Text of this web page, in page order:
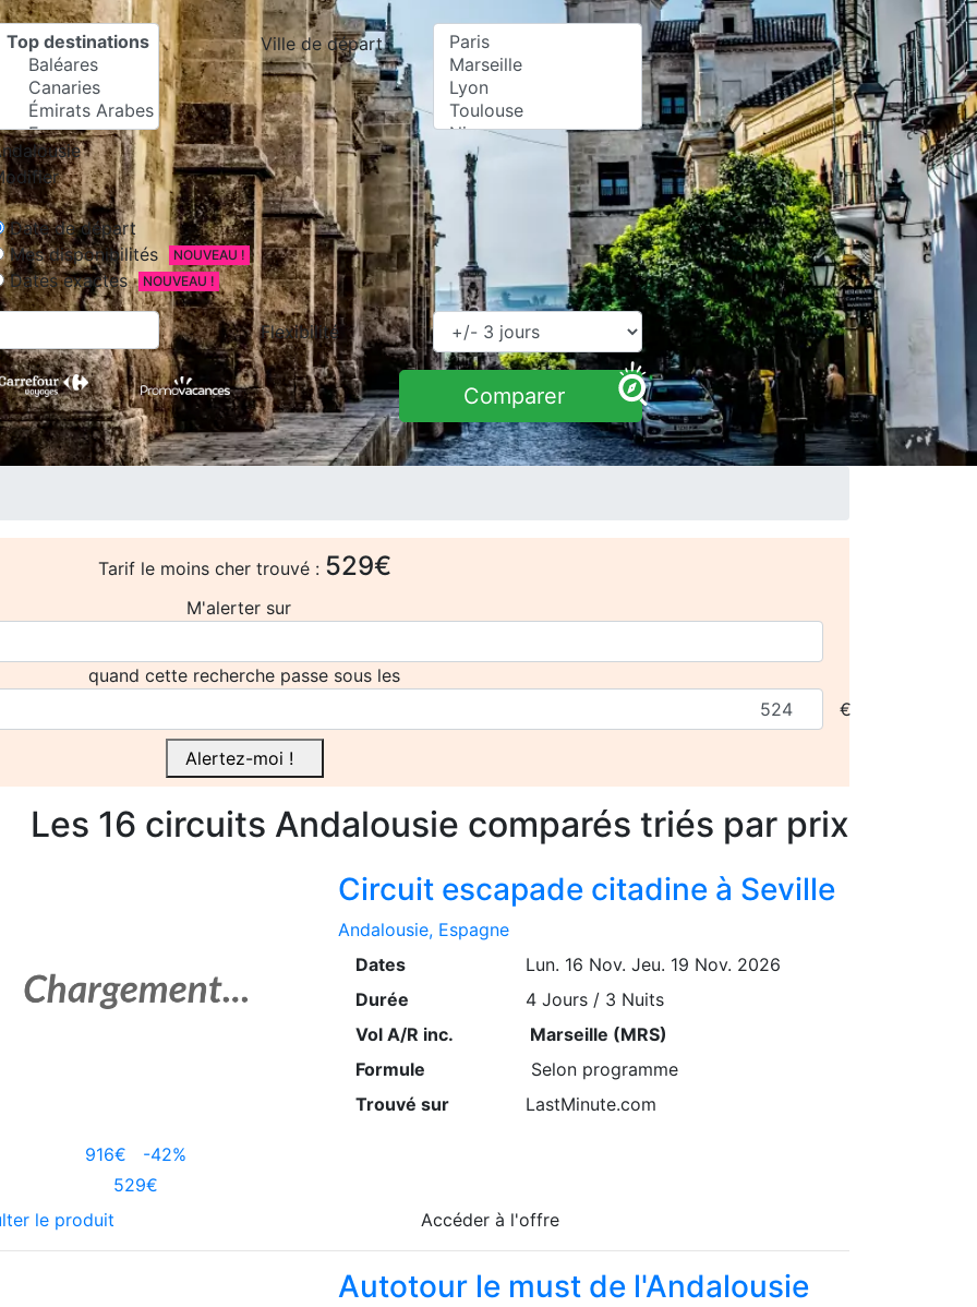
Ville de départ
Date de départ
Mes disponibilités
NOUVEAU !
Dates exactes NOUVEAU !
Flexibilité
Comparer
Tarif le moins cher trouvé : 529€
M'alerter sur
quand cette recherche passe sous les
€
Alertez-moi !
Les 16 circuits Andalousie comparés triés par prix
916€ -42%
529€
Circuit escapade citadine à Seville
Andalousie, Espagne
Dates
Lun. 16 Nov. Jeu. 19 Nov. 2026
Durée
4 Jours / 3 Nuits
Vol A/R inc.
Marseille (MRS)
Formule
Selon programme
Trouvé sur
LastMinute.com
le produit Accéder à l'offre
Autotour le must de l'Andalousie